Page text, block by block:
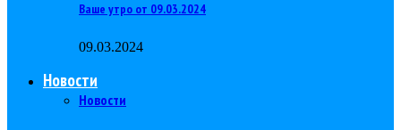
Ваше утро от 09.03.2024
09.03.2024
Новости
Новости